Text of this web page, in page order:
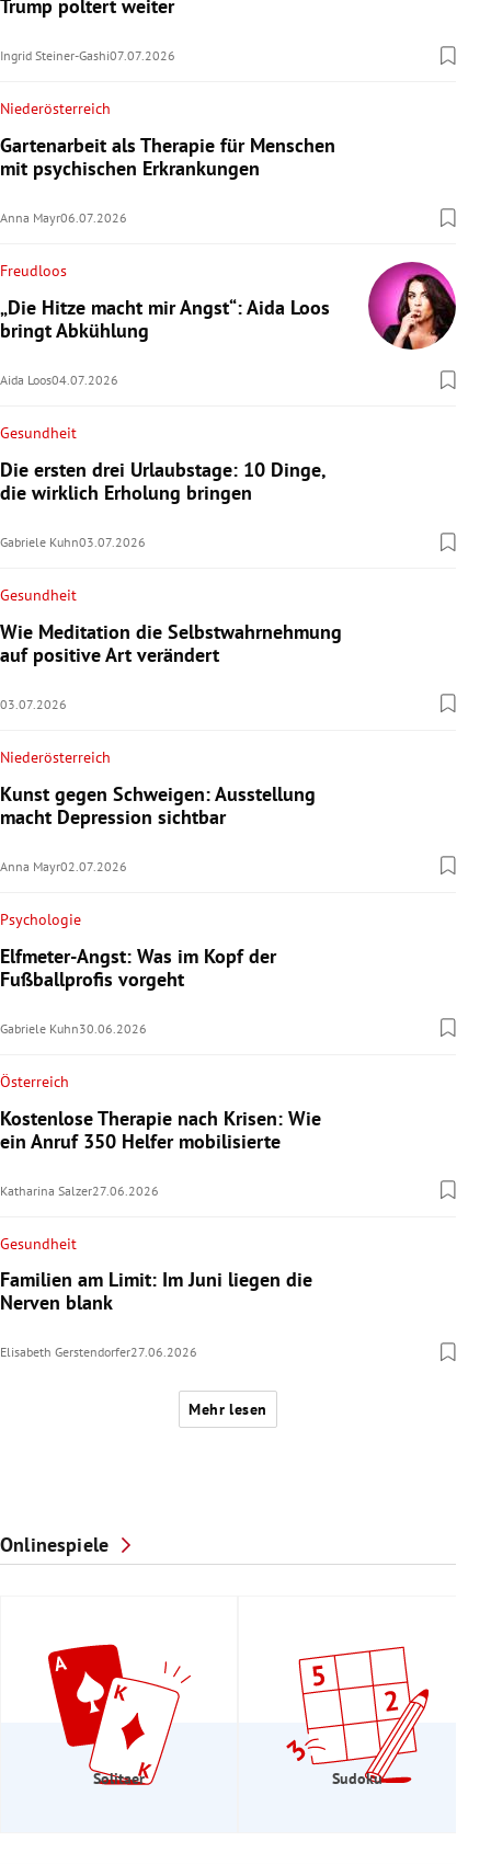
Trump poltert weiter
Ingrid Steiner-Gashi07.07.2026
Niederösterreich
Gartenarbeit als Therapie für Menschen
mit psychischen Erkrankungen
Anna Mayr06.07.2026
Freudloos
„Die Hitze macht mir Angst“: Aida Loos
bringt Abkühlung
Aida Loos04.07.2026
Gesundheit
Die ersten drei Urlaubstage: 10 Dinge,
die wirklich Erholung bringen
Gabriele Kuhn03.07.2026
Gesundheit
Wie Meditation die Selbstwahrnehmung
auf positive Art verändert
03.07.2026
Niederösterreich
Kunst gegen Schweigen: Ausstellung
macht Depression sichtbar
Anna Mayr02.07.2026
Psychologie
Elfmeter-Angst: Was im Kopf der
Fußballprofis vorgeht
Gabriele Kuhn30.06.2026
Österreich
Kostenlose Therapie nach Krisen: Wie
ein Anruf 350 Helfer mobilisierte
Katharina Salzer27.06.2026
Gesundheit
Familien am Limit: Im Juni liegen die
Nerven blank
Elisabeth Gerstendorfer27.06.2026
Mehr lesen
Onlinespiele
Solitaer Sudoku